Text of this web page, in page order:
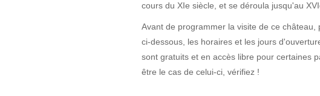
cours du XIe siècle, et se déroula jusqu'au
Avant de programmer la visite de ce château,
ci-dessous, les horaires et les jours
sont gratuits et en accès libre pour certaines
être le cas de celui-ci, vérifiez !